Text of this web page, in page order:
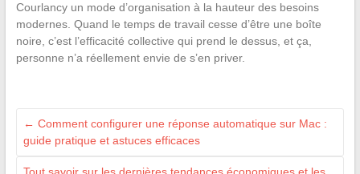
Courlancy un mode d’organisation à la hauteur des besoins
modernes. Quand le temps de travail cesse d’être une boîte
noire, c’est l’efficacité collective qui prend le dessus, et ça,
personne n’a réellement envie de s’en priver.
← Comment configurer une réponse automatique sur Mac :
guide pratique et astuces efficaces